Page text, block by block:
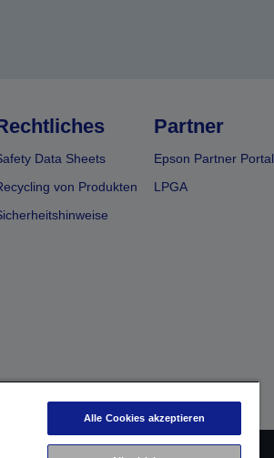
Data Sheets
von Produkten
Partner
Epson Partner Portal
LPGA
Alle Cookies akzeptieren